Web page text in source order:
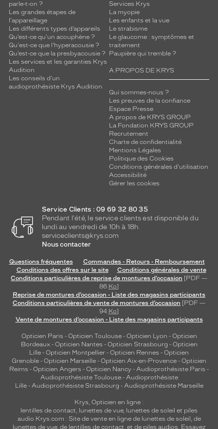
parle-t-on ?
Les grandes étapes de
l'appareillage
Les différents types d’appareils
Qu’est-ce qu'un acouphène ?
Qu'est-ce que l'hyperacousie ?
Qu’est-ce que la presbyacousie ?
Les services et les garanties Krys
Audition
Les conseils d'un
audioprothésiste Krys Audition
Services Krys
La myopie
Les enfants et la vue
Le strabisme
Le glaucome : symptômes et
traitement
Paupière qui tremble ?
A PROPOS DE KRYS
Qui sommes-nous ?
Les preuves de la confiance
Espace Presse
A propos de KRYS GROUP
La Fondation KRYS GROUP
Recrutement
Charte de confidentialité
Mentions Légales
Politique des Cookies
Conditions générales d'utilisation
Accessibilité
Gérer les cookies
Service Clients : 09 69 32 80 35
Pendant l'été, le service clients est disponible du
lundi au vendredi de 10h à 18h.
serviceclients@krys.com
Nous contacter
Questions fréquentes
Commandes - Retours - Remboursement
Conditions des offres sur le site
Conditions générales de vente
Conditions particulières de reprise de montures d’occasion [PDF —
86 Ko]
Reprise de montures d’occasion - Liste des magasins participants
Conditions particulières de vente de montures d’occasion [PDF —
94 Ko]
Vente de montures d’occasion - Liste des magasins participants
Opticien Paris - Opticien Toulouse- Opticien Lyon - Opticien
Bordeaux- Opticien Nantes - Opticien Strasbourg - Opticien
Lille - Opticien Montpellier - Opticien Rennes - Opticien
Grenoble - Opticien Marseille - Opticien Aix-en-Provence - Opticien
Reims - Opticien Angers - Opticien Nancy - Audioprothésiste Paris -
Audioprothésiste Toulouse- Audioprothésiste
Lille- Audioprothésiste Strasbourg - Audioprothésiste Marseille
Krys, Opticien en ligne :
lentilles de contact, lunettes de vue, lunettes de soleil et piles
audio Krys.com : Site de vente en ligne de lunettes de soleil, de
lunettes de vue, de lentilles de contact, et de piles audios. Essayez